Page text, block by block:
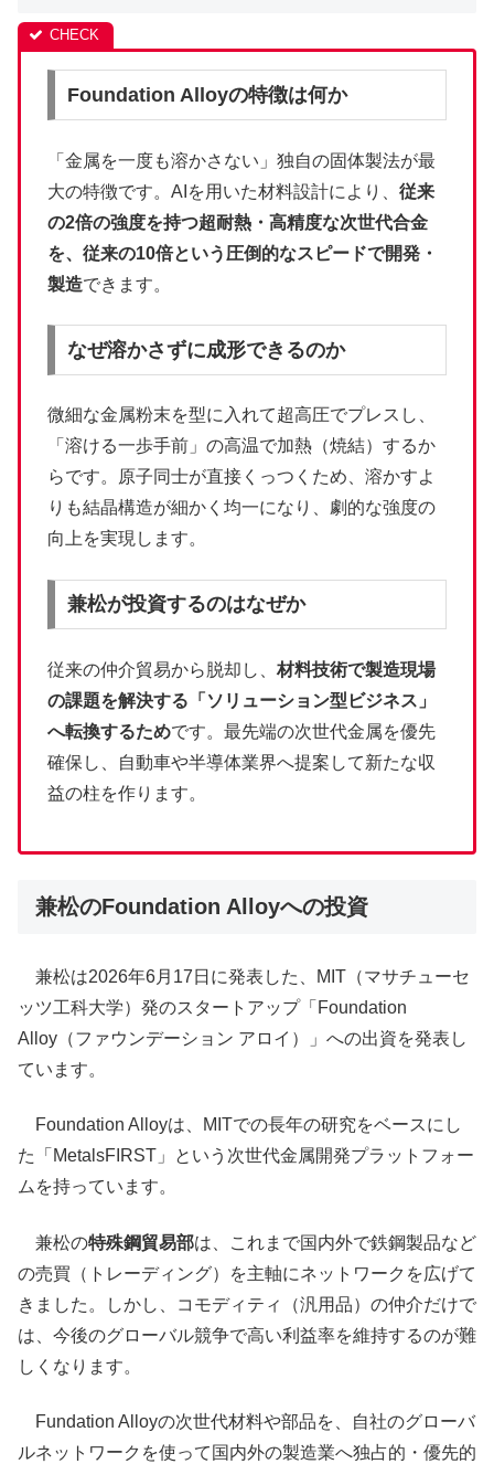
Foundation Alloyの特徴は何か
「金属を一度も溶かさない」独自の固体製法が最
大の特徴です。AIを用いた材料設計により、 従来
の2倍の強度を持つ超耐熱・高精度な次世代合金
を、従来の10倍という圧倒的なスピードで開発・
製造できます。
なぜ溶かさずに成形できるのか
微細な金属粉末を型に入れて超高圧でプレスし、
「溶ける一歩手前」の高温で加熱（焼結）するか
らです。原子同士が直接くっつくため、溶かすよ
りも結晶構造が細かく均一になり、劇的な強度の
向上を実現します。
兼松が投資するのはなぜか
従来の仲介貿易から脱却し、 材料技術で製造現場
の課題を解決する「ソリューション型ビジネス」
へ転換するためです。最先端の次世代金属を優先
確保し、自動車や半導体業界へ提案して新たな収
益の柱を作ります。
兼松のFoundation Alloyへの投資
兼松は2026年6月17日に発表した、MIT（マサチューセ
ッツ工科大学）発のスタートアップ「Foundation
Alloy（ファウンデーション アロイ）」への出資を発表し
ています。
Foundation Alloyは、MITでの長年の研究をベースにし
た「MetalsFIRST」という次世代金属開発プラットフォー
ムを持っています。
兼松の特殊鋼貿易部は、これまで国内外で鉄鋼製品など
の売買（トレーディング）を主軸にネットワークを広げて
きました。しかし、コモディティ（汎用品）の仲介だけで
は、今後のグローバル競争で高い利益率を維持するのが難
しくなります。
Fundation Alloyの次世代材料や部品を、自社のグローバ
ルネットワークを使って国内外の製造業へ独占的・優先的